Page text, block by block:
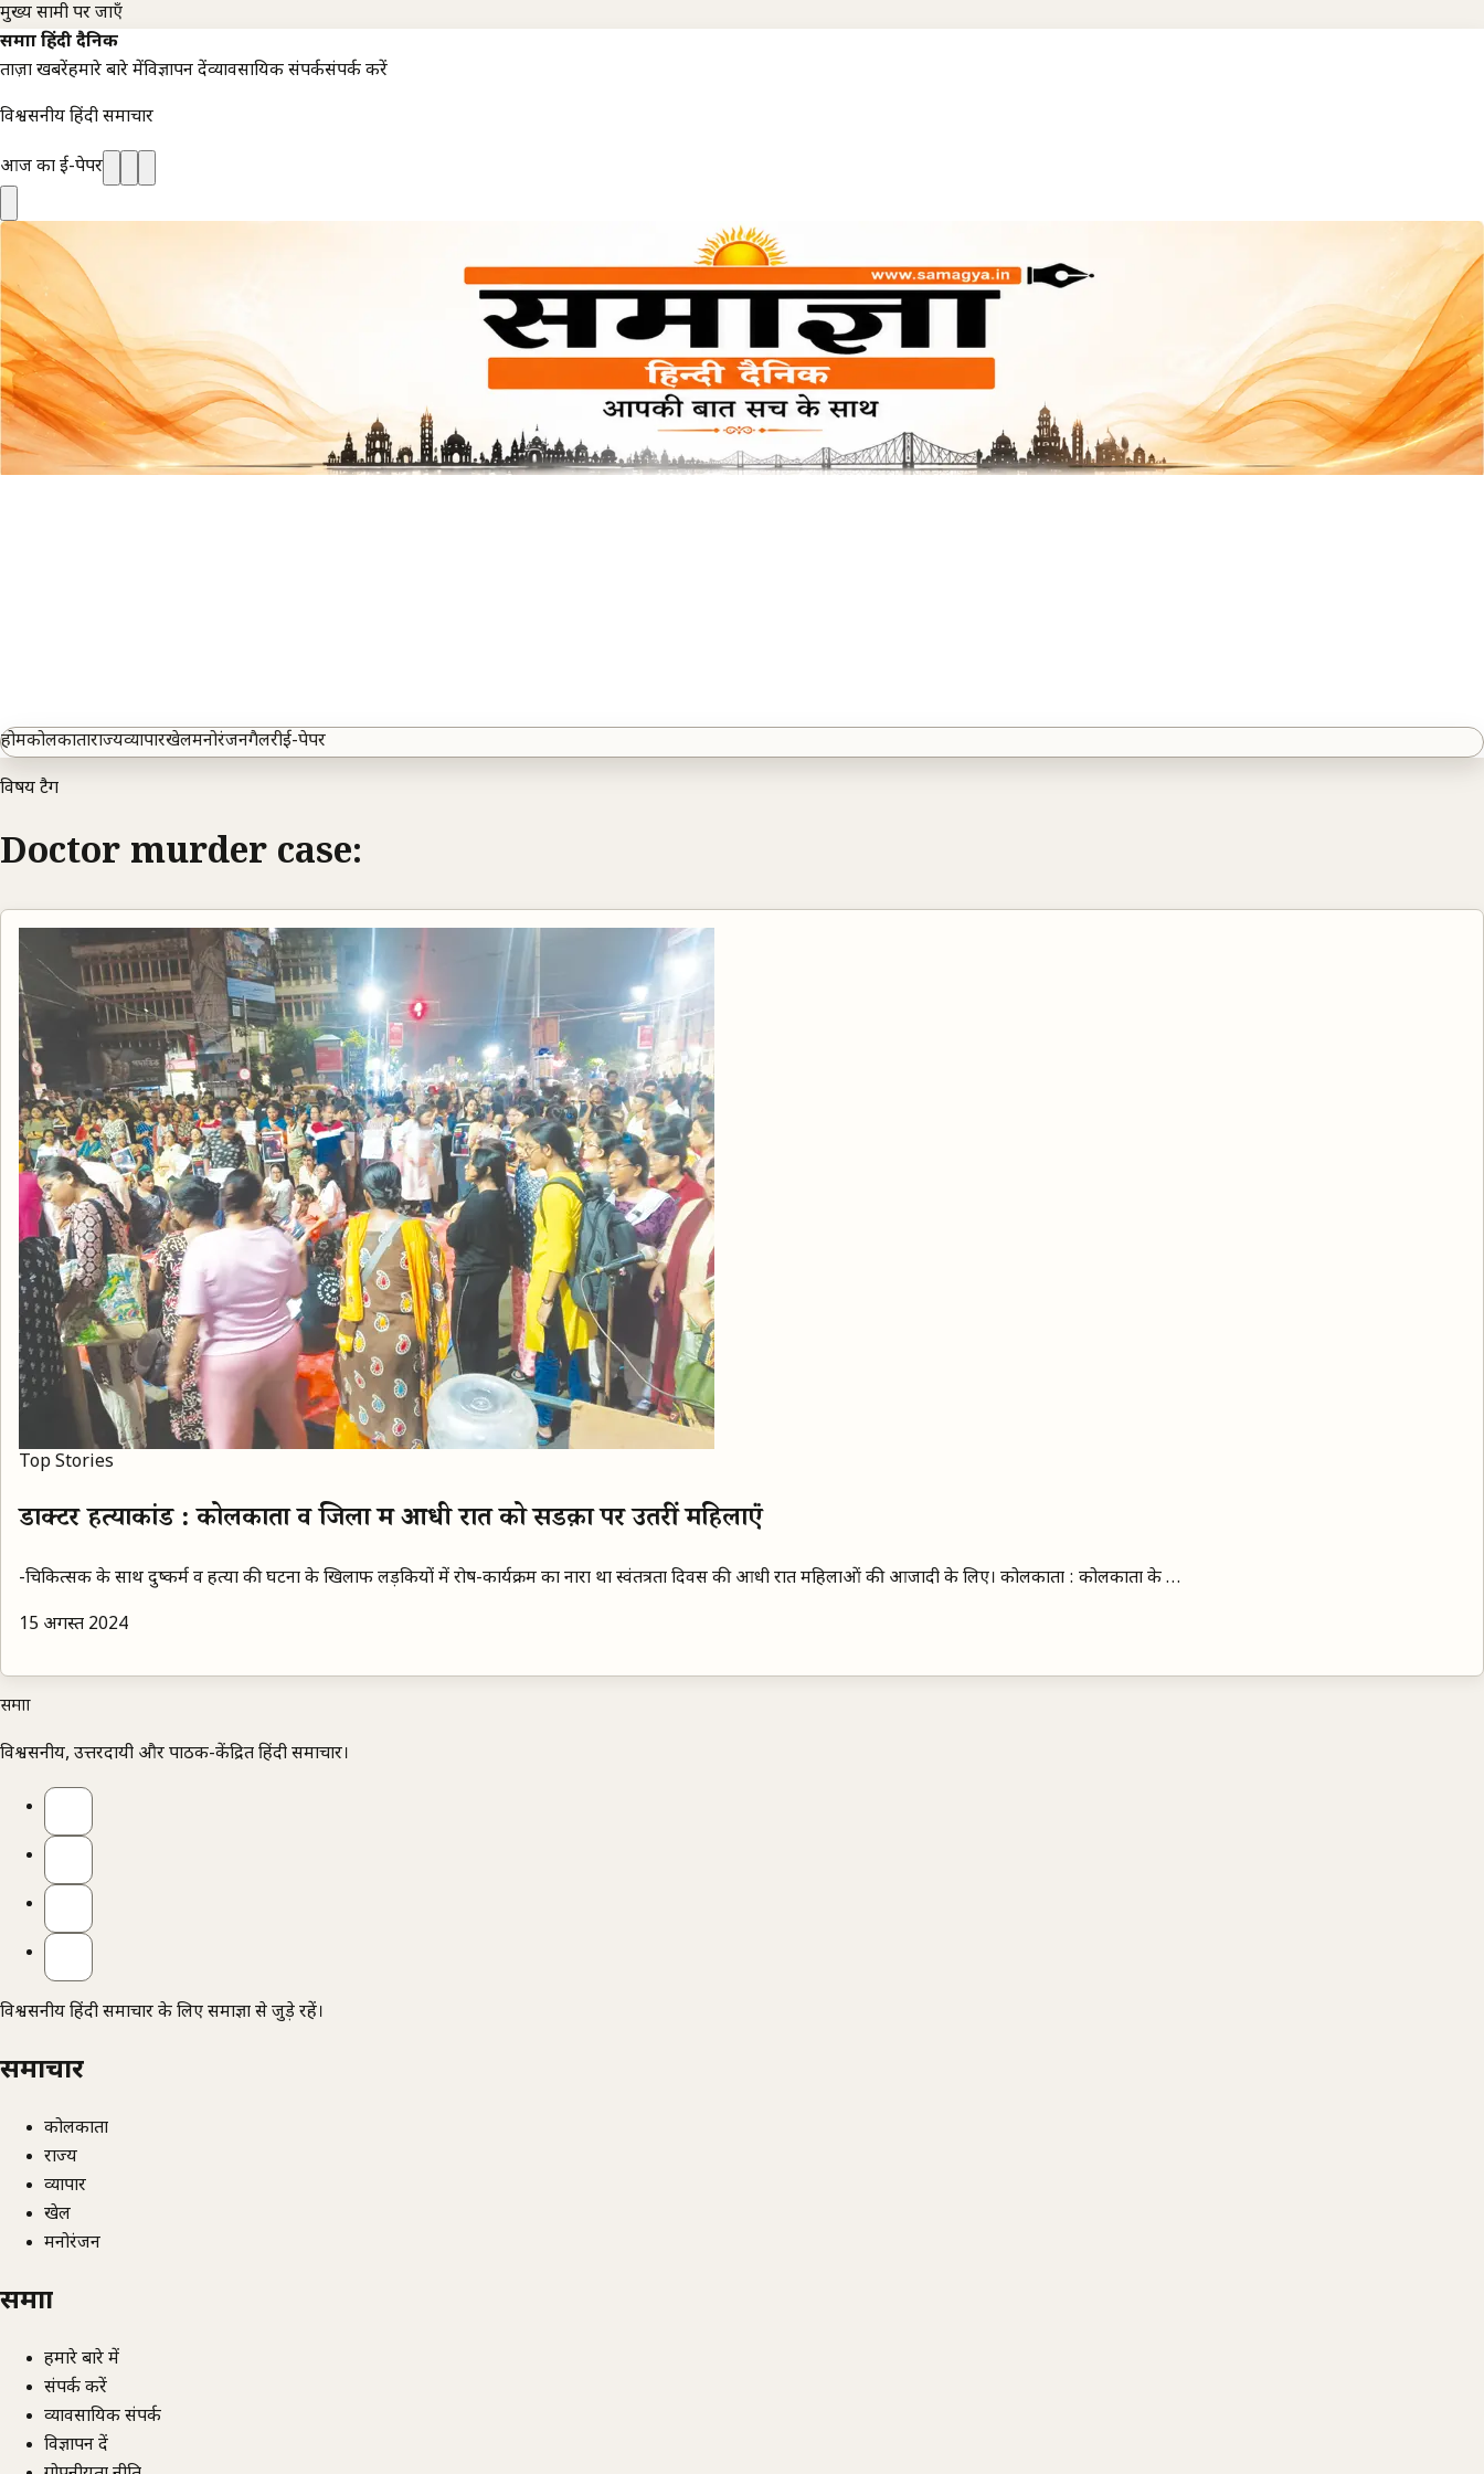
मुख्य सामग्री पर जाएँ
समाज्ञा हिंदी दैनिक
ताज़ा खबरेंहमारे बारे मेंविज्ञापन देंव्यावसायिक संपर्कसंपर्क करें
विश्वसनीय हिंदी समाचार
आज का ई-पेपर
होमकोलकाताराज्यव्यापारखेलमनोरंजनगैलरीई-पेपर
विषय टैग
Doctor murder case:
Top Stories
डाक्टर हत्याकांड : कोलकाता व जिलों में आधी रात को सडक़ों पर उतरीं महिलाएंं
-चिकित्सक के साथ दुष्कर्म व हत्या की घटना के खिलाफ लड़कियों में रोष-कार्यक्रम का नारा था स्वंतत्रता दिवस की आधी रात महिलाओं की आजादी के लिए। कोलकाता : कोलकाता के …
15 अगस्त 2024
समाज्ञा
विश्वसनीय, उत्तरदायी और पाठक-केंद्रित हिंदी समाचार।
विश्वसनीय हिंदी समाचार के लिए समाज्ञा से जुड़े रहें।
समाचार
कोलकाता
राज्य
व्यापार
खेल
मनोरंजन
समाज्ञा
हमारे बारे में
संपर्क करें
व्यावसायिक संपर्क
विज्ञापन दें